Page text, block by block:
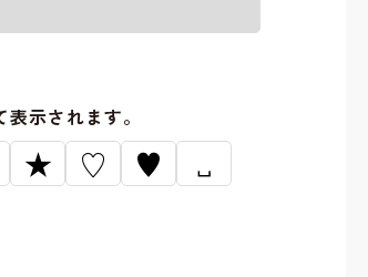
示されます。
★ ♡ ♥ ␣